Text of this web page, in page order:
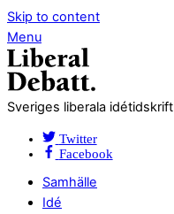
Skip to content
Menu
Sveriges liberala idétidskrift
Twitter
Facebook
Samhälle
Idé